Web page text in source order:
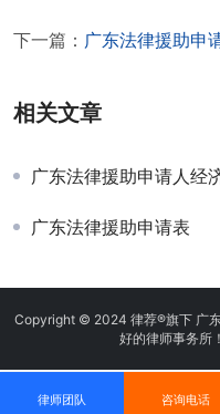
下一篇： 广东法律援助申
相关文章
广东法律援助申请人经
广东法律援助申请表
Copyright © 2024 律荐®旗下 广
好的律师事务所！
律师团队 咨询电话